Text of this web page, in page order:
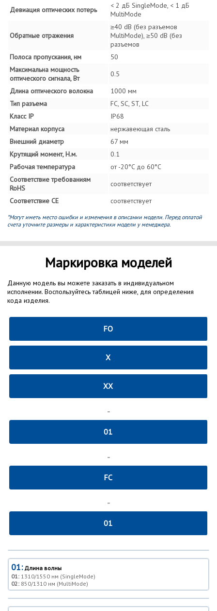
Девиация оптических потерь
< 2 дБ SingleMode, < 1 дБ
MultiMode
Обратные отражения
≥40 dB (без разъемов
MultiMode), ≥50 dB (без
разъемов
Полоса пропускания, нм
50
Максимальна мощность
оптического сигнала, Вт
0.5
Длина оптического волокна
1000 мм
Тип разъема
FC, SC, ST, LC
Класс IP
IP68
Материал корпуса
нержавеющая сталь
Внешний диаметр
67 мм
Крутящий момент, Н.м.
0.1
Рабочая температура
от -20°C до 60°C
Соответствие требованиям
RoHS
соответствует
Соответствие СЕ
соответствует
*Могут иметь место ошибки и изменения в описании модели. Перед оплатой
счета уточните размеры и характеристики модели у менеджера.
Маркировка моделей
Данную модель вы можете заказать в индивидуальном
исполнении. Воспользуйтесь таблицей ниже, для определения
кода изделия.
FO
X
XX
-
01
-
FC
-
01
01: Длина волны
01: 1310/1550 нм (SingleMode)
02: 850/1310 нм (MultiMode)